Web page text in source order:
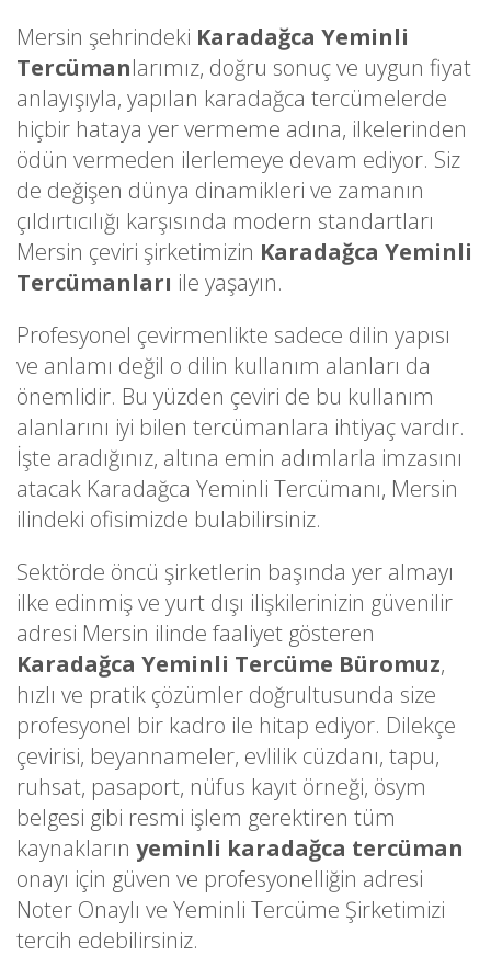
Mersin şehrindeki Karadağca Yeminli
Tercümanlarımız, doğru sonuç ve uygun fiyat
anlayışıyla, yapılan karadağca tercümelerde
hiçbir hataya yer vermeme adına, ilkelerinden
ödün vermeden ilerlemeye devam ediyor. Siz
de değişen dünya dinamikleri ve zamanın
çıldırtıcılığı karşısında modern standartları
Mersin çeviri şirketimizin Karadağca Yeminli
Tercümanları ile yaşayın.
Profesyonel çevirmenlikte sadece dilin yapısı
ve anlamı değil o dilin kullanım alanları da
önemlidir. Bu yüzden çeviri de bu kullanım
alanlarını iyi bilen tercümanlara ihtiyaç vardır.
İşte aradığınız, altına emin adımlarla imzasını
atacak Karadağca Yeminli Tercümanı, Mersin
ilindeki ofisimizde bulabilirsiniz.
Sektörde öncü şirketlerin başında yer almayı
ilke edinmiş ve yurt dışı ilişkilerinizin güvenilir
adresi Mersin ilinde faaliyet gösteren
Karadağca Yeminli Tercüme Büromuz,
hızlı ve pratik çözümler doğrultusunda size
profesyonel bir kadro ile hitap ediyor. Dilekçe
çevirisi, beyannameler, evlilik cüzdanı, tapu,
ruhsat, pasaport, nüfus kayıt örneği, ösym
belgesi gibi resmi işlem gerektiren tüm
kaynakların yeminli karadağca tercüman
onayı için güven ve profesyonelliğin adresi
Noter Onaylı ve Yeminli Tercüme Şirketimizi
tercih edebilirsiniz.